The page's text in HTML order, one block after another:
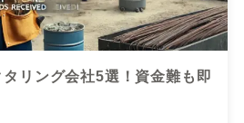
リング会社5選！資金難も即